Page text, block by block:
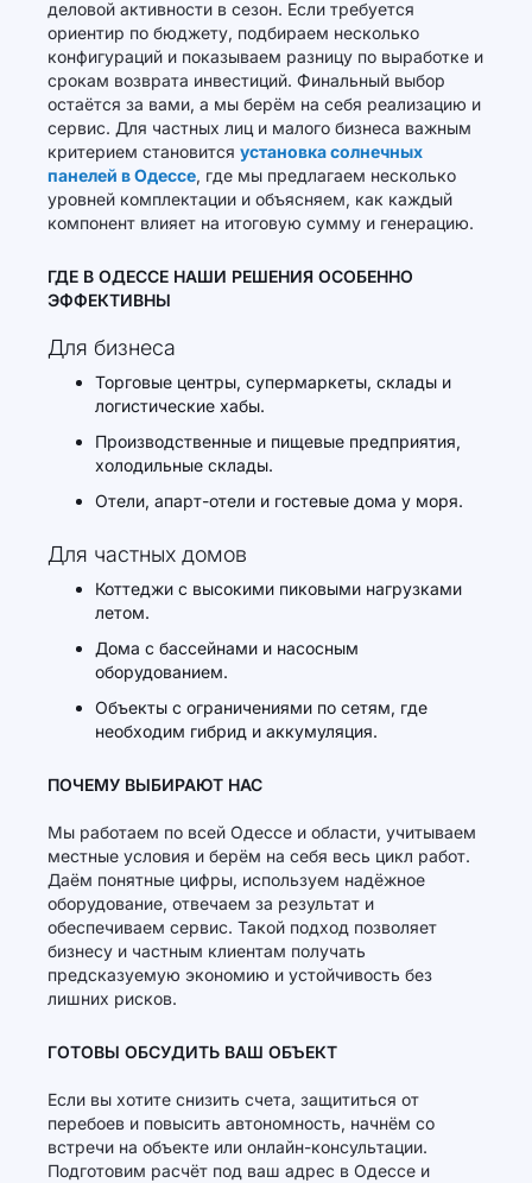
деловой активности в сезон. Если требуется
ориентир по бюджету, подбираем несколько
конфигураций и показываем разницу по выработке и
срокам возврата инвестиций. Финальный выбор
остаётся за вами, а мы берём на себя реализацию и
сервис. Для частных лиц и малого бизнеса важным
критерием становится установка солнечных
панелей в Одессе, где мы предлагаем несколько
уровней комплектации и объясняем, как каждый
компонент влияет на итоговую сумму и генерацию.
ГДЕ В ОДЕССЕ НАШИ РЕШЕНИЯ ОСОБЕННО
ЭФФЕКТИВНЫ
Для бизнеса
Торговые центры, супермаркеты, склады и
логистические хабы.
Производственные и пищевые предприятия,
холодильные склады.
Отели, апарт-отели и гостевые дома у моря.
Для частных домов
Коттеджи с высокими пиковыми нагрузками
летом.
Дома с бассейнами и насосным
оборудованием.
Объекты с ограничениями по сетям, где
необходим гибрид и аккумуляция.
ПОЧЕМУ ВЫБИРАЮТ НАС
Мы работаем по всей Одессе и области, учитываем
местные условия и берём на себя весь цикл работ.
Даём понятные цифры, используем надёжное
оборудование, отвечаем за результат и
обеспечиваем сервис. Такой подход позволяет
бизнесу и частным клиентам получать
предсказуемую экономию и устойчивость без
лишних рисков.
ГОТОВЫ ОБСУДИТЬ ВАШ ОБЪЕКТ
Если вы хотите снизить счета, защититься от
перебоев и повысить автономность, начнём со
встречи на объекте или онлайн-консультации.
Подготовим расчёт под ваш адрес в Одессе и